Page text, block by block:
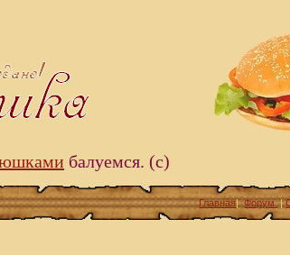
балуемся. (c)
Главная|Форум|